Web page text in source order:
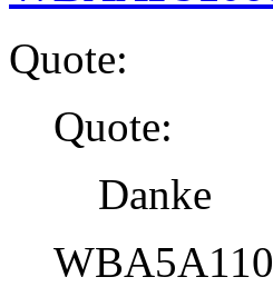
Quote:
Quote:
Danke